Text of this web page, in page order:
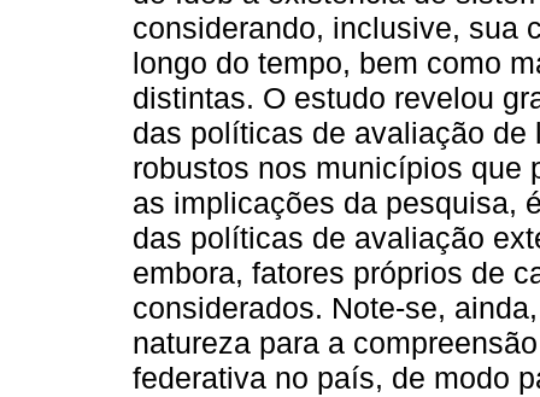
considerando, inclusive, sua
longo do tempo, bem como
distintas. O estudo revelou
das políticas de avaliação
robustos nos municípios que
as implicações da pesquisa,
das políticas de avaliação
embora, fatores próprios de
considerados. Note-se,
natureza para a
federativa no país, de modo